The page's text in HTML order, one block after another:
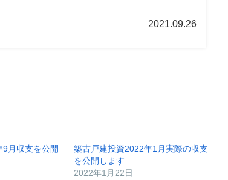
2021.09.26
月収支を公開
築古戸建投資2022年1月実際の収支
を公開します
2022年1月22日